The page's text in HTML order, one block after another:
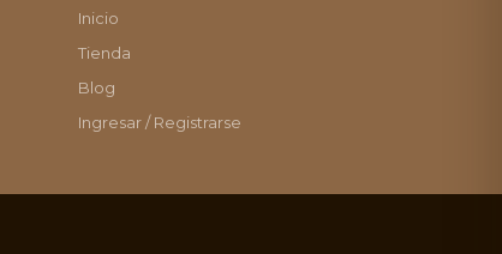
Inicio
Tienda
Blog
Ingresar / Registrarse